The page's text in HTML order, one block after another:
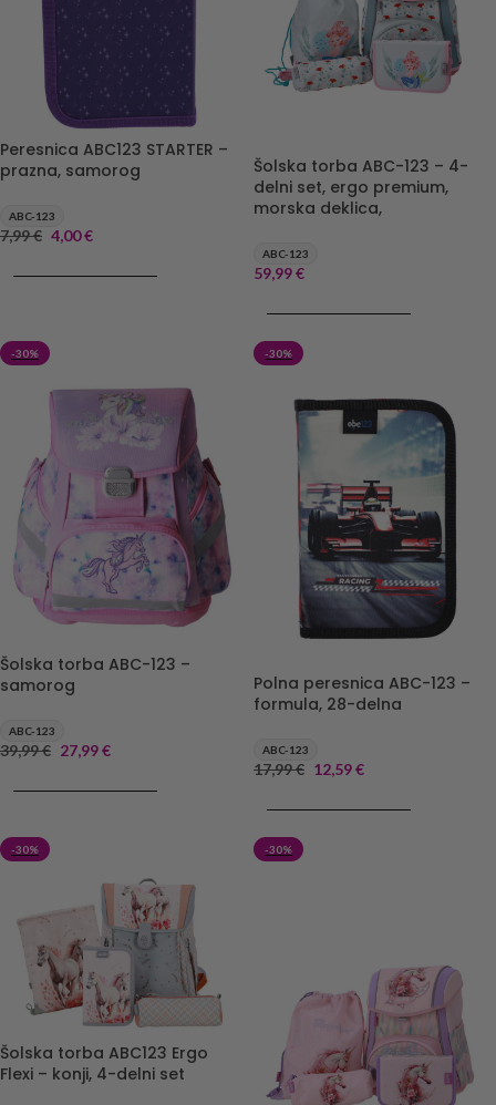
Peresnica ABC123 STARTER –
prazna, samorog
ABC-123
7,99€ 4,00€
Šolska torba ABC-123 – 4-
delni set, ergo premium,
morska deklica,
ABC-123
59,99€
-30%
Šolska torba ABC-123 –
samorog
ABC-123
39,99€ 27,99€
-30%
Polna peresnica ABC-123 –
formula, 28-delna
ABC-123
17,99€ 12,59€
-30%
Šolska torba ABC123 Ergo
Flexi – konji, 4-delni set
-30%